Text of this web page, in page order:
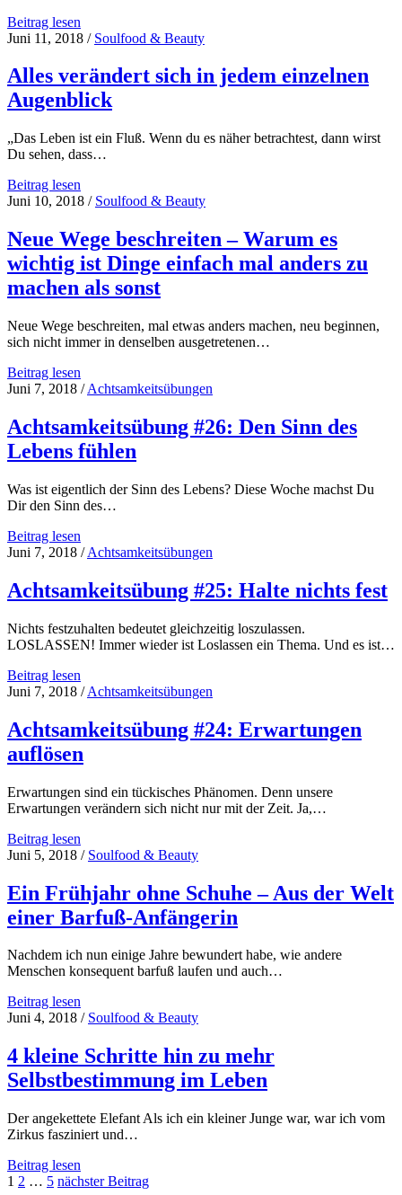
Beitrag lesen
Mensch
kreativ
und
alles
Kunst
Juni 11, 2018 / Soulfood & Beauty
Alles verändert sich in jedem einzelnen
Augenblick
„Das Leben ist ein Fluß. Wenn du es näher betrachtest, dann wirst
Du sehen, dass…
Beitrag lesen
verändert
in
jedem
einzelnen
Augenblick
Juni 10, 2018 / Soulfood & Beauty
Neue Wege beschreiten – Warum es
wichtig ist Dinge einfach mal anders zu
machen als sonst
Neue Wege beschreiten, mal etwas anders machen, neu beginnen,
sich nicht immer in denselben ausgetretenen…
Beitrag lesen
Wege
Warum
es
ist
Dinge
anders
machen
als
Juni 7, 2018 /Achtsamkeitsübungen
Achtsamkeitsübung #26: Den Sinn des
Lebens fühlen
Was ist eigentlich der Sinn des Lebens? Diese Woche machst Du
Dir den Sinn des…
Beitrag lesen
#26:
Sinn
des
fühlen
Juni 7, 2018 /Achtsamkeitsübungen
Achtsamkeitsübung #25: Halte nichts fest
Nichts festzuhalten bedeutet gleichzeitig loszulassen.
LOSLASSEN! Immer wieder ist Loslassen ein Thema. Und es ist…
Beitrag lesen
#25:
nichts
fest
Juni 7, 2018 /Achtsamkeitsübungen
Achtsamkeitsübung #24: Erwartungen
auflösen
Erwartungen sind ein tückisches Phänomen. Denn unsere
Erwartungen verändern sich nicht nur mit der Zeit. Ja,…
Beitrag lesen
#24:
auflösen
Juni 5, 2018 / Soulfood & Beauty
Ein Frühjahr ohne Schuhe – Aus der Welt
einer Barfuß-Anfängerin
Nachdem ich nun einige Jahre bewundert habe, wie andere
Menschen konsequent barfuß laufen und auch…
Beitrag lesen
Frühjahr
Schuhe
–
Aus
Welt
einer
Juni 4, 2018 / Soulfood & Beauty
4 kleine Schritte hin zu mehr
Selbstbestimmung im Leben
Der angekettete Elefant Als ich ein kleiner Junge war, war ich vom
Zirkus fasziniert und…
Beitrag lesen
kleine
Seitennummerierung
1 2 … 5 nächster Beitrag